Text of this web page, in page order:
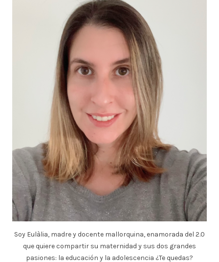
Soy Eulàlia, madre y docente mallorquina, enamorada del 2.0
que quiere compartir su maternidad y sus dos grandes
pasiones: la educación y la adolescencia ¿Te quedas?